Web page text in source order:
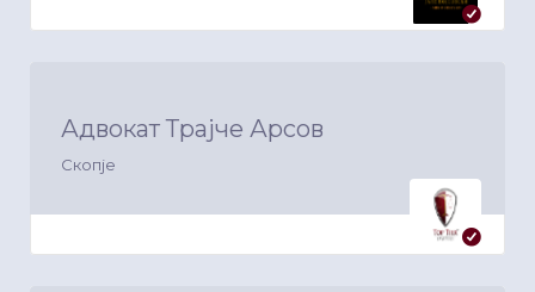
Адвокат Трајче Арсов
Скопје